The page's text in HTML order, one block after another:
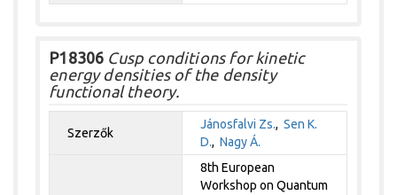
P18306 Cusp conditions for kinetic
energy densities of the density
functional theory.
Szerzők
Jánosfalvi Zs.,Sen K.
D.,Nagy Á.
8th European
Workshop on Quantum